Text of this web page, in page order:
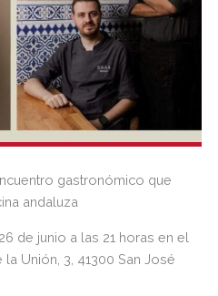
gastronómico que
andaluza
de junio a las 21 horas en el
Unión, 3, 41300 San José